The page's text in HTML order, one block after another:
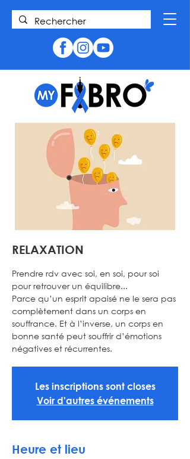
RELAXATION
Prendre rdv avec soi, en soi, pour soi
pour retrouver un équilibre...
Parce qu’un esprit apaisé ne le sera pas
complètement dans un corps en
souffrance. Et à l’inverse, un corps en
bonne santé peut souffrir d’émotions
négatives et récurrentes.
Les inscriptions sont closes
Voir d'autres événements
Heure et lieu